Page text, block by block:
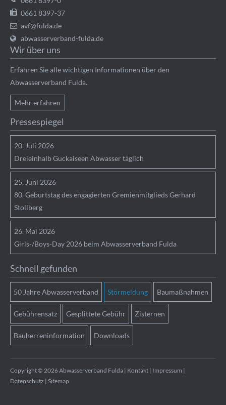
0661 8397-37
avf@fulda.de
abwasserverband-fulda.de
Wir über uns
Erfahren Sie alle wichtigen Informationen über den
Abwasserverband Fulda.
Mehr erfahren
Pressespiegel
20. Juli 2026
Dreieinhalb Guckaiseen Abwasser täglich
25. Juni 2026
80. Geburtstag des engagierten Gremienmitglieds Gerhard
Stollberg
26. Mai 2026
Girls-/Boys-Day 2026 beim Abwasserverband Fulda
Schnell gefunden
50 Jahre Abwasserverband Störmeldung Baumaßnahmen
Gebührensatz Gesplittete Gebühr Zisternen
Bauherreninformation Downloads
Copyright © 2026 Abwasserverband Fulda | Kontakt | Impressum |
Datenschutz |Sitemap